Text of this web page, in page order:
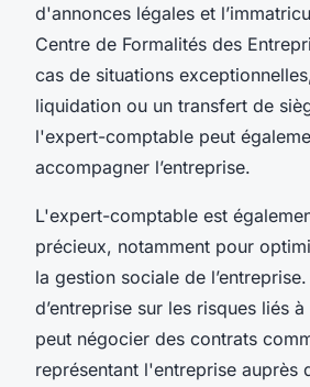
d'annonces légales et
Centre de Formalités des
cas de situations
liquidation ou un transfert de
l'expert-comptable peut
accompagner l’entreprise.
L'expert-comptable est
précieux, notamment pour
la gestion sociale de
d’entreprise sur les risques liés
peut négocier des contrats
représentant l'entreprise auprès